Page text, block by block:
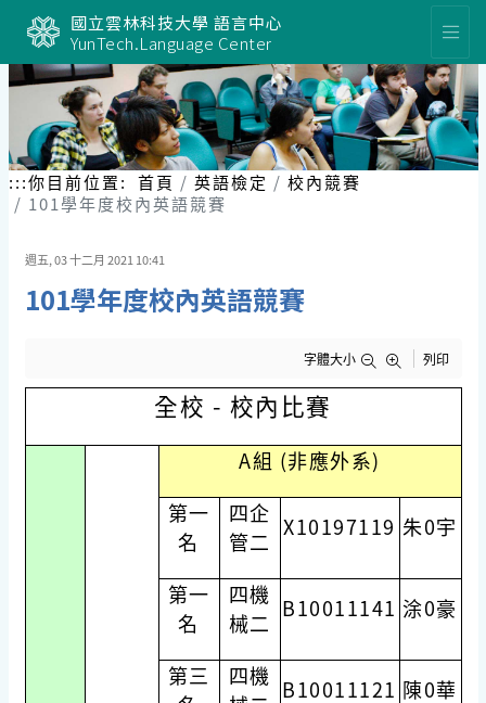
塊
國立雲林科技大學 語言中心
YunTech.Language Center
:::你目前位置: 首頁 英語檢定
校內競賽
101學年度校內英語競賽
週五, 03 十二月 2021 10:41
101學年度校內英語競賽
字體大小 列印
全校 - 校內比賽
A組 (非應外系)
第一
名
四企
管二
X10197119 朱0宇
第一
名
四機
械二
B10011141 涂0豪
第三
四機 B10011121 陳0華